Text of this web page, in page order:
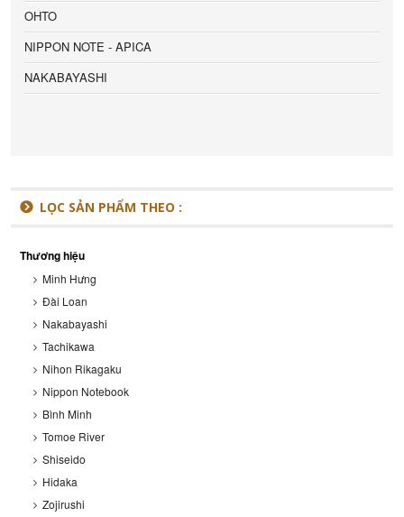
OHTO
NIPPON NOTE - APICA
NAKABAYASHI
LỌC SẢN PHẨM THEO :
Thương hiệu
Minh Hưng
Đài Loan
Nakabayashi
Tachikawa
Nihon Rikagaku
Nippon Notebook
Bình Minh
Tomoe River
Shiseido
Hidaka
Zojirushi